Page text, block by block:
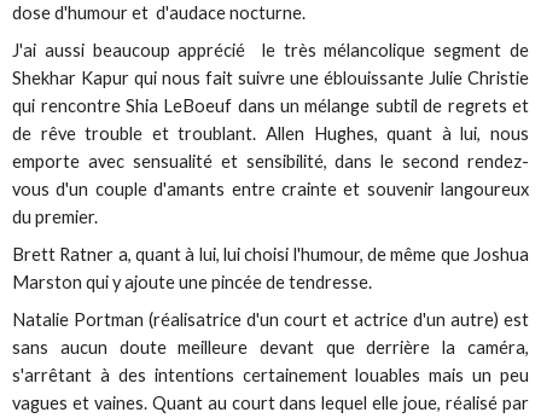
dose d'humour et d'audace nocturne.
J'ai aussi beaucoup apprécié le très mélancolique segment de
Shekhar Kapur qui nous fait suivre une éblouissante Julie Christie
qui rencontre Shia LeBoeuf dans un mélange subtil de regrets et
de rêve trouble et troublant. Allen Hughes, quant à lui, nous
emporte avec sensualité et sensibilité, dans le second rendez-
vous d'un couple d'amants entre crainte et souvenir langoureux
du premier.
Brett Ratner a, quant à lui, lui choisi l'humour, de même que Joshua
Marston qui y ajoute une pincée de tendresse.
Natalie Portman (réalisatrice d'un court et actrice d'un autre) est
sans aucun doute meilleure devant que derrière la caméra,
s'arrêtant à des intentions certainement louables mais un peu
vagues et vaines. Quant au court dans lequel elle joue, réalisé par